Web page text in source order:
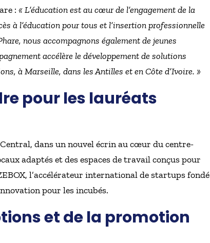
: «L’éducation est au cœur de l’engagement de la
à l’éducation pour tous et l’insertion professionnelle
nous accompagnons également de jeunes
accélère le développement de solutions
à Marseille, dans les Antilles et en Côte d’Ivoire. »
pour les lauréats
dans un nouvel écrin au cœur du centre-
adaptés et des espaces de travail conçus pour
l’accélérateur international de startups fondé
pour les incubés.
et de la promotion